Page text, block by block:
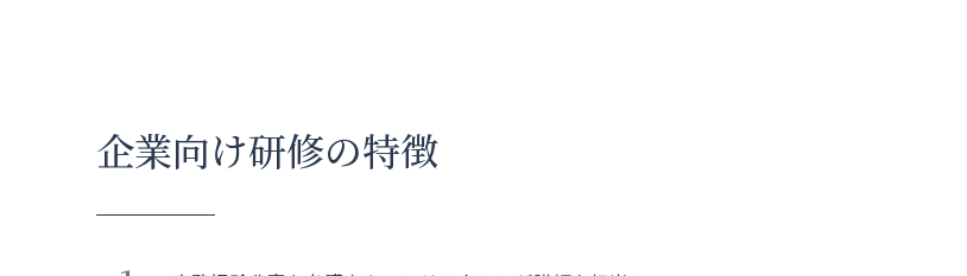
企業向け研修の特徴